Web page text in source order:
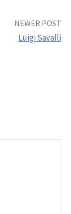
NEWER POST
Luigi Savalli